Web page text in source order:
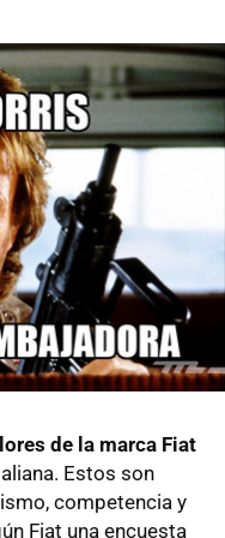
de la marca Fiat
Estos son
competencia y
Fiat una encuesta